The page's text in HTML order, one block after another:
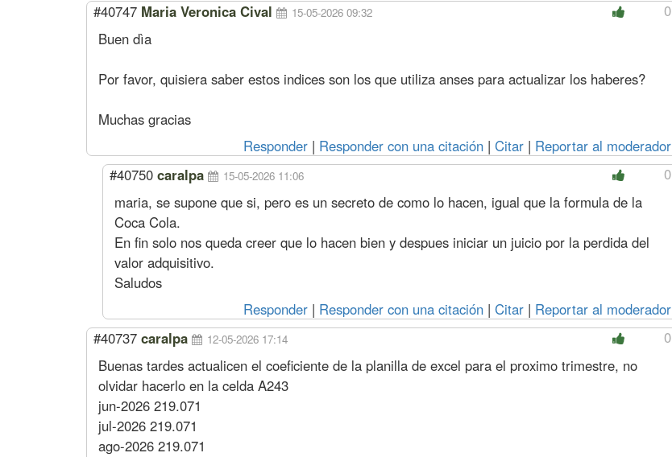
0
#40747 Maria Veronica Cival 15-05-2026 09:32
Buen dìa
Por favor, quisiera saber estos indices son los que utiliza anses para actualizar los haberes?
Muchas gracias
Responder | Responder con una citación | Citar | Reportar al moderador
0
#40750 caralpa 15-05-2026 11:06
maria, se supone que si, pero es un secreto de como lo hacen, igual que la formula de la
Coca Cola.
En fin solo nos queda creer que lo hacen bien y despues iniciar un juicio por la perdida del
valor adquisitivo.
Saludos
Responder | Responder con una citación | Citar | Reportar al moderador
0
#40737 caralpa 12-05-2026 17:14
Buenas tardes actualicen el coeficiente de la planilla de excel para el proximo trimestre, no
olvidar hacerlo en la celda A243
jun-2026 219.071
jul-2026 219.071
ago-2026 219.071